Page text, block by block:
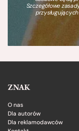
Szczegółowe
ZNAK
O nas
Dla autorów
Dla reklamodawców